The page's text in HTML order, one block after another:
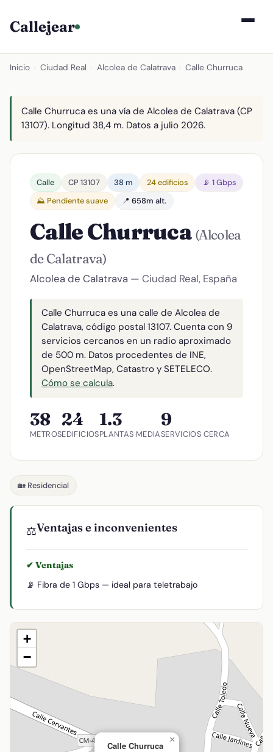
Callejear
Inicio Ciudad Real Alcolea de Calatrava Calle Churruca
Calle Churruca es una vía de Alcolea de Calatrava (CP
13107). Longitud 38,4 m. Datos a julio 2026.
Calle CP 13107 38 m 24 edificios
📡 1 Gbps
⛰️ Pendiente suave
📍 658m alt.
Calle Churruca (Alcolea
de Calatrava)
Alcolea de Calatrava — Ciudad Real, España
Calle Churruca es una calle de Alcolea de
Calatrava, código postal 13107. Cuenta con 9
servicios cercanos en un radio aproximado
de 500 m. Datos procedentes de INE,
OpenStreetMap, Catastro y SETELECO.
Cómo se calcula.
38
METROS
24
EDIFICIOS
1.3
PLANTAS MEDIA
9
SERVICIOS CERCA
🏡 Residencial
⚖️Ventajas e inconvenientes
✔ Ventajas
📡 Fibra de 1 Gbps — ideal para teletrabajo
Calle Churruca
×
+
−